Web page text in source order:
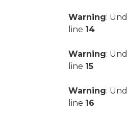
Warning:
line 14
Warning:
line 15
Warning:
line 16